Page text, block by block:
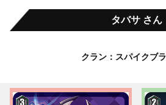
タバサ さん
クラン：スパイクブ